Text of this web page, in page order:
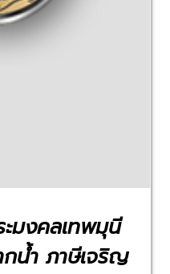
มงคลเทพมุนี
น้ำ ภาษีเจริญ